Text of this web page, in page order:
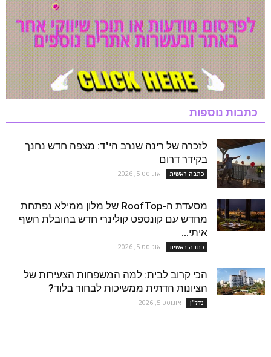
כתבות נוספות
לזכרה של רינה שנרב הי"ד: מצפה חדש נחנך
בקידר דרום
כתבה ראשית אוגוסט 5, 2026
מסעדת ה-RoofTop של מלון ממילא נפתחת
מחדש עם קונספט קולינרי חדש בהובלת השף
איתי...
כתבה ראשית אוגוסט 5, 2026
הכי קרוב לבית: למה המשפחות הצעירות של
הציונות הדתית ממשיכות לבחור בלוד?
נדל''ן אוגוסט 5, 2026